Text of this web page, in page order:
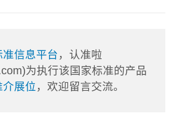
准信息平台 ，认准啦
为执行该国家标准的产品
介展位 ，欢迎留言交流。